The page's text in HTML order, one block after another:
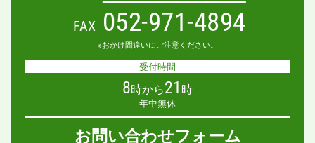
FAX 052-971-4894
※おかけ間違いにご注意ください。
受付時間
8時から21 時
年中無休
お問い合わせフォーム